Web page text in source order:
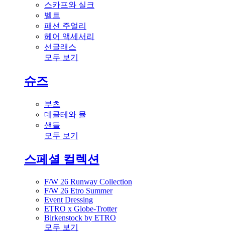
스카프와 실크
벨트
패션 주얼리
헤어 액세서리
선글래스
모두 보기
슈즈
부츠
데콜테와 뮬
샌들
모두 보기
스페셜 컬렉션
F/W 26 Runway Collection
F/W 26 Etro Summer
Event Dressing
ETRO x Globe-Trotter
Birkenstock by ETRO
모두 보기